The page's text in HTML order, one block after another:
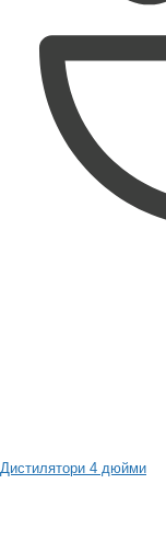
Дистилятори 4 дюйми